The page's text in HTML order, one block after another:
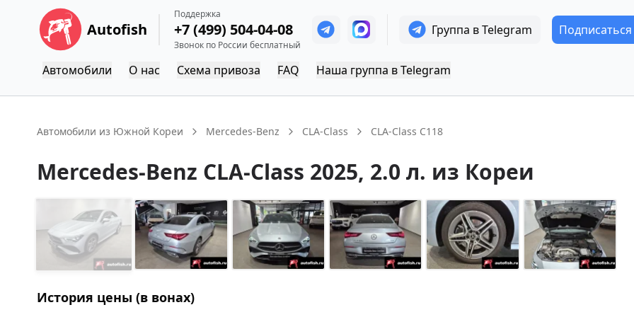
Autofish
Поддержка
+7 (499) 504-04-08
Звонок по России бесплатный
Группа в Telegram
Автомобили О нас Схема привоза FAQ Наша группа в Telegram
Автомобили из Южной Кореи Mercedes-Benz CLA-Class CLA-Class C118
Mercedes-Benz CLA-Class 2025, 2.0 л. из Кореи
История цены (в вонах)